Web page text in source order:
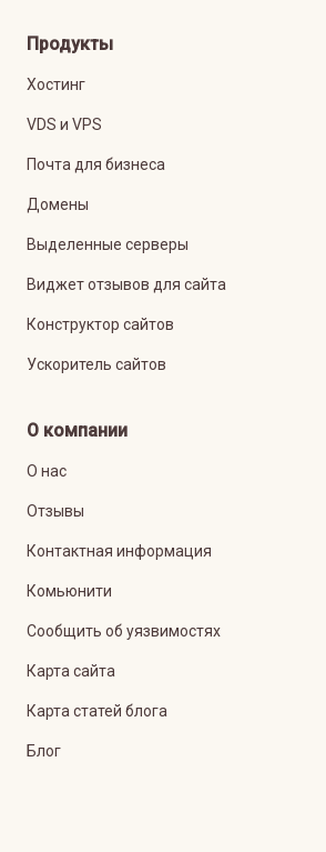
Продукты
Хостинг
VDS и VPS
Почта для бизнеса
Домены
Выделенные серверы
Виджет отзывов для сайта
Конструктор сайтов
Ускоритель сайтов
О компании
О нас
Отзывы
Контактная информация
Комьюнити
Сообщить об уязвимостях
Карта сайта
Карта статей блога
Блог